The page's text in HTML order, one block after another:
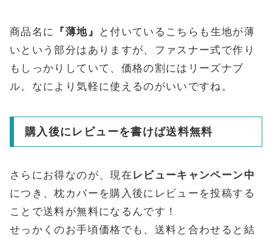
商品名に 『薄地』
と付いているこちらも生地が薄
いという部分はありますが、ファスナー式で作り
もしっかりしていて、価格の割にはリーズナブ
ル。なにより気軽に使えるのがいいですね。
購入後にレビューを書けば送料無料
さらにお得なのが、現在 レビューキャンペーン中
につき、枕カバーを購入後にレビューを投稿する
ことで送料が無料になるんです！
せっかくのお手頃価格でも、送料と合わせると結